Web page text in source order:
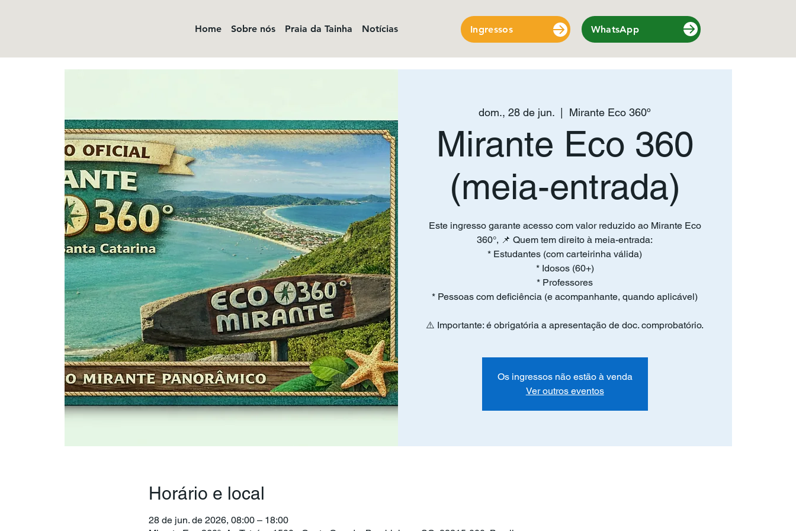
Home Sobre nós Praia da Tainha Notícias Ingressos WhatsApp
dom., 28 de jun.
  |
Mirante Eco 360º
Mirante Eco 360
(meia-entrada)
Este ingresso garante acesso com valor reduzido ao Mirante Eco
360°, 📌 Quem tem direito à meia-entrada:
* Estudantes (com carteirinha válida)
* Idosos (60+)
* Professores
* Pessoas com deficiência (e acompanhante, quando aplicável)
⚠️ Importante: é obrigatória a apresentação de doc. comprobatório.
Os ingressos não estão à venda
Ver outros eventos
Horário e local
28 de jun. de 2026, 08:00 – 18:00